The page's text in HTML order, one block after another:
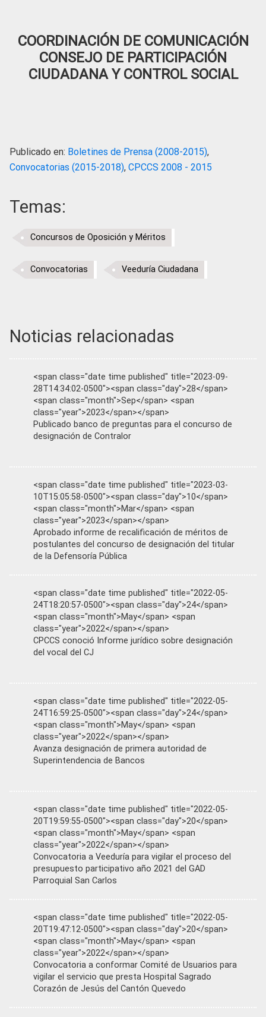
COORDINACIÓN DE COMUNICACIÓN
CONSEJO DE PARTICIPACIÓN
CIUDADANA Y CONTROL SOCIAL
Publicado en: Boletines de Prensa (2008-2015),
Convocatorias (2015-2018), CPCCS 2008 - 2015
Temas:
Concursos de Oposición y Méritos
Convocatorias Veeduría Ciudadana
Noticias relacionadas
<span class="date time published" title="2023-09-
28T14:34:02-0500"><span class="day">28</span>
<span class="month">Sep</span> <span
class="year">2023</span></span>
Publicado banco de preguntas para el concurso de
designación de Contralor
<span class="date time published" title="2023-03-
10T15:05:58-0500"><span class="day">10</span>
<span class="month">Mar</span> <span
class="year">2023</span></span>
Aprobado informe de recalificación de méritos de
postulantes del concurso de designación del titular
de la Defensoría Pública
<span class="date time published" title="2022-05-
24T18:20:57-0500"><span class="day">24</span>
<span class="month">May</span> <span
class="year">2022</span></span>
CPCCS conoció Informe jurídico sobre designación
del vocal del CJ
<span class="date time published" title="2022-05-
24T16:59:25-0500"><span class="day">24</span>
<span class="month">May</span> <span
class="year">2022</span></span>
Avanza designación de primera autoridad de
Superintendencia de Bancos
<span class="date time published" title="2022-05-
20T19:59:55-0500"><span class="day">20</span>
<span class="month">May</span> <span
class="year">2022</span></span>
Convocatoria a Veeduría para vigilar el proceso del
presupuesto participativo año 2021 del GAD
Parroquial San Carlos
<span class="date time published" title="2022-05-
20T19:47:12-0500"><span class="day">20</span>
<span class="month">May</span> <span
class="year">2022</span></span>
Convocatoria a conformar Comité de Usuarios para
vigilar el servicio que presta Hospital Sagrado
Corazón de Jesús del Cantón Quevedo